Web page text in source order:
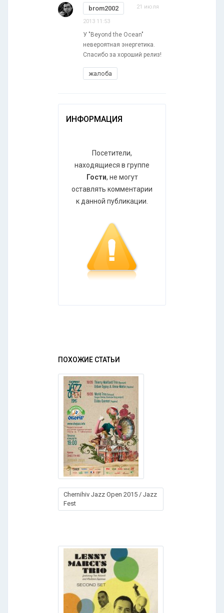
brom2002 21 июля
2013 11:53
У "Beyond the Ocean"
невероятная энергетика.
Спасибо за хороший релиз!
жалоба
ИНФОРМАЦИЯ
Посетители,
находящиеся в группе
Гости, не могут
оставлять комментарии
к данной публикации.
ПОХОЖИЕ СТАТЬИ
Chernihiv Jazz Open 2015 / Jazz
Fest